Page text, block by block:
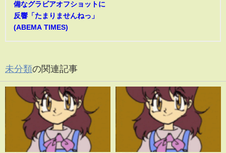
備なグラビアオフショットに
反響「たまりませんねっ」
(ABEMA TIMES)
未分類の関連記事